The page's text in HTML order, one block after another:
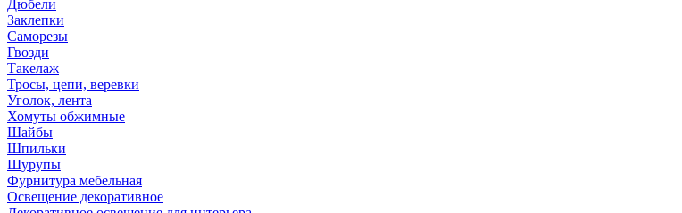
Дюбели
Заклепки
Саморезы
Гвозди
Такелаж
Тросы, цепи, веревки
Уголок, лента
Хомуты обжимные
Шайбы
Шпильки
Шурупы
Фурнитура мебельная
Освещение декоративное